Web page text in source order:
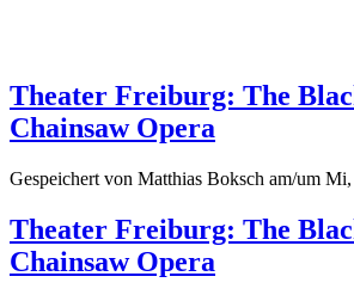
Theater Freiburg: The
Chainsaw Opera
Gespeichert von Matthias Boksch am/um
Theater Freiburg: The
Chainsaw Opera